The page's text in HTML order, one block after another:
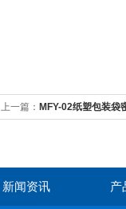
上一篇： MFY-02纸塑包装袋
新闻资讯 产